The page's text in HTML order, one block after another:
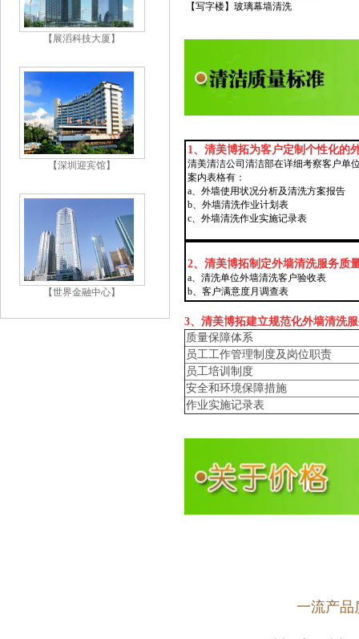
【展滔科技大厦】
【深圳迎宾馆】
【世界金融中心】
【写字楼】玻璃幕墙清洗
1、清美博拓为客户定制个性化的
清美清洁公司清洁部在详细考察客户单
案内表格有：
a、外墙使用状况分析及清洗方案报告
b、外墙清洗作业计划表
c、外墙清洗作业实施记录表
2、清美博拓制定外墙清洗服务质
a、清洗单位外墙清洗客户验收表
b、客户满意度月调查表
3、 清美博拓建立规范化外墙清洗
质量保障体系
员工工作管理制度及岗位职责
员工培训制度
安全和环境保障措施
作业实施记录表
一流产品